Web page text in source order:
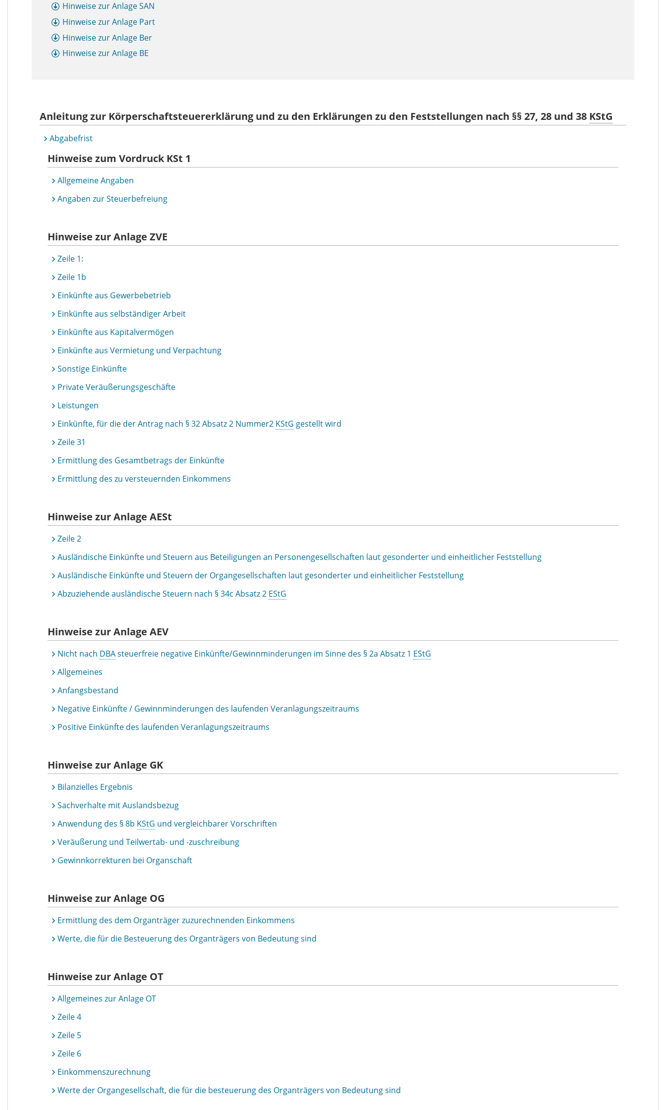
Hinweise zur Anlage SAN
Hinweise zur Anlage Part
Hinweise zur Anlage Ber
Hinweise zur Anlage BE
Anleitung zur Körperschaftsteuererklärung und zu den Erklärungen zu den Feststellungen nach §§ 27, 28 und 38 KStG
Abgabefrist
Hinweise zum Vordruck KSt 1
Allgemeine Angaben
Angaben zur Steuerbefreiung
Hinweise zur Anlage ZVE
Zeile 1:
Zeile 1b
Einkünfte aus Gewerbebetrieb
Einkünfte aus selbständiger Arbeit
Einkünfte aus Kapitalvermögen
Einkünfte aus Vermietung und Verpachtung
Sonstige Einkünfte
Private Veräußerungsgeschäfte
Leistungen
Einkünfte, für die der Antrag nach § 32 Absatz 2 Nummer2 KStG gestellt wird
Zeile 31
Ermittlung des Gesamtbetrags der Einkünfte
Ermittlung des zu versteuernden Einkommens
Hinweise zur Anlage AESt
Zeile 2
Ausländische Einkünfte und Steuern aus Beteiligungen an Personengesellschaften laut gesonderter und einheitlicher Feststellung
Ausländische Einkünfte und Steuern der Organgesellschaften laut gesonderter und einheitlicher Feststellung
Abzuziehende ausländische Steuern nach § 34c Absatz 2 EStG
Hinweise zur Anlage AEV
Nicht nach DBAsteuerfreie negative Einkünfte/Gewinnminderungen im Sinne des § 2a Absatz 1 EStG
Allgemeines
Anfangsbestand
Negative Einkünfte / Gewinnminderungen des laufenden Veranlagungszeitraums
Positive Einkünfte des laufenden Veranlagungszeitraums
Hinweise zur Anlage GK
Bilanzielles Ergebnis
Sachverhalte mit Auslandsbezug
Anwendung des § 8b KStG und vergleichbarer Vorschriften
Veräußerung und Teilwertab- und -zuschreibung
Gewinnkorrekturen bei Organschaft
Hinweise zur Anlage OG
Ermittlung des dem Organträger zuzurechnenden Einkommens
Werte, die für die Besteuerung des Organträgers von Bedeutung sind
Hinweise zur Anlage OT
Allgemeines zur Anlage OT
Zeile 4
Zeile 5
Zeile 6
Einkommenszurechnung
Werte der Organgesellschaft, die für die besteuerung des Organträgers von Bedeutung sind